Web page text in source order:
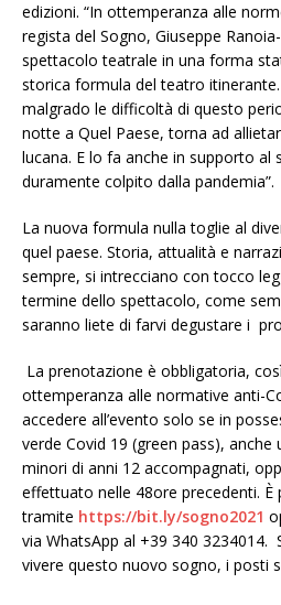
edizioni. “In ottemperanza alle
regista del Sogno, Giuseppe
spettacolo teatrale in una forma
storica formula del teatro
malgrado le difficoltà di questo
notte a Quel Paese, torna ad
lucana. E lo fa anche in supporto
duramente colpito dalla pandemia”.
La nuova formula nulla toglie al
quel paese. Storia, attualità e
sempre, si intrecciano con tocco
termine dello spettacolo, come
saranno liete di farvi degustare i
La prenotazione è obbligatoria,
ottemperanza alle normative anti-
accedere all’evento solo se in
verde Covid 19 (green pass),
minori di anni 12 accompagnati,
effettuato nelle 48ore precedenti. È
tramite https://bit.ly/sogno2021
via WhatsApp al +39 340 3234014.
vivere questo nuovo sogno, i posti